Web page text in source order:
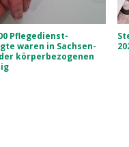
Pflegedienst-
waren in Sachsen-
körperbezogenen